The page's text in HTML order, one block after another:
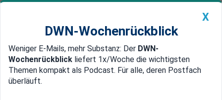
Newsticker MEIN DWN: Geldanlage Premium
Edelmetalle DWN-Magazin China
X
DWN-Wochenrückblick
Weniger E-Mails, mehr Substanz: Der DWN-
Wochenrückblick liefert 1x/Woche die wichtigsten
Themen kompakt als Podcast. Für alle, deren Postfach
überläuft.